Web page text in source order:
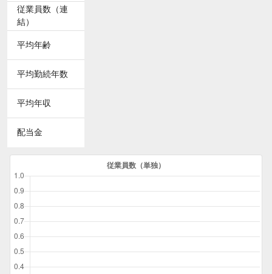
従業員数（連
結）
平均年齢
平均勤続年数
平均年収
配当金